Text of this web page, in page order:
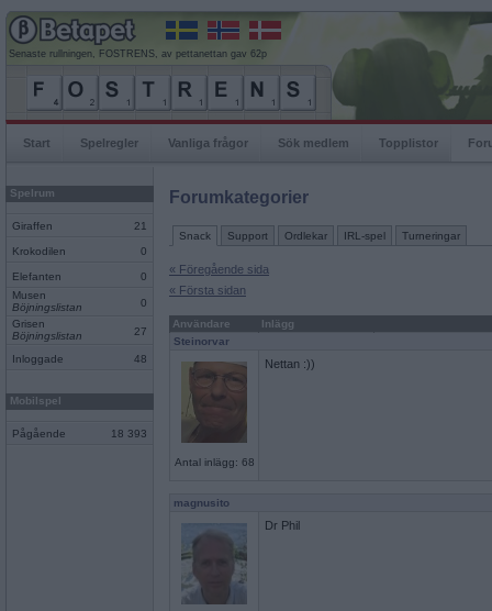
Senaste rullningen, FOSTRENS, av pettanettan gav 62p
Start Spelregler Vanliga frågor Sök medlem Topplistor
Spelrum
Giraffen 21
Krokodilen 0
Elefanten
0
Musen
Böjningslistan
0
Grisen
Böjningslistan
27
Inloggade 48
Mobilspel
Pågående 18 393
Forumkategorier
Snack Support Ordlekar IRL-spel Turneringar
« Föregående sida
« Första sidan
Användare
Inlägg
Steinorvar
Antal inlägg: 68
Nettan :))
magnusito
Dr Phil